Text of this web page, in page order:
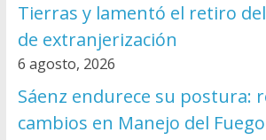
Tierras y lamentó el retiro
de extranjerización
6 agosto, 2026
Sáenz endurece su postura:
cambios en Manejo del